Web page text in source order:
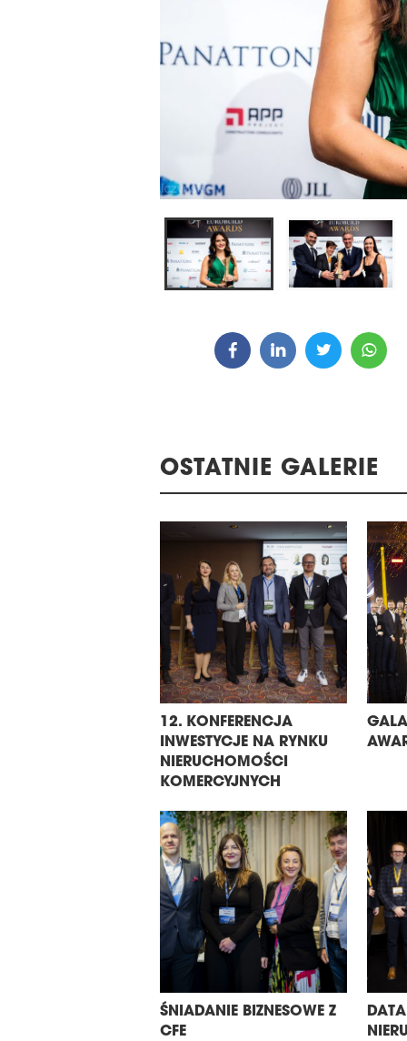
OSTATNIE GALERIE
12. KONFERENCJA
INWESTYCJE NA RYNKU
NIERUCHOMOŚCI
KOMERCYJNYCH
ŚNIADANIE BIZNESOWE Z
CFE